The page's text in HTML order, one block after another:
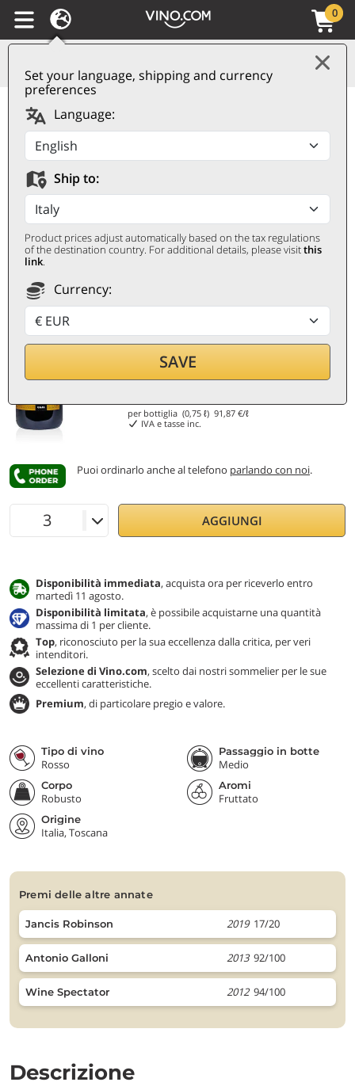
Set your language, shipping and currency
preferences
Language:
Ship to:
Product prices adjust automatically based on the tax regulations
of the destination country. For additional details, please visitthis
link.
Currency:
SAVE
0
Brunello di Montalcino
DOCG Pieve Santa
Restituta 2021 Gaja
GAJA
0,75 ℓ
68,90€
per bottiglia (0,75 ℓ)91,87 €/ℓ
IVA e tasse inc.
Puoi ordinarlo anche al telefono parlando con noi.
AGGIUNGI
Disponibilità immediata, acquista ora per riceverlo entro
martedì 11 agosto.
Disponibilità limitata, è possibile acquistarne una quantità
massima di 1 per cliente.
Top, riconosciuto per la sua eccellenza dalla critica, per veri
intenditori.
Selezione di Vino.com, scelto dai nostri sommelier per le sue
eccellenti caratteristiche.
Premium, di particolare pregio e valore.
Tipo di vino
Rosso
Passaggio in botte
Medio
Corpo
Robusto
Aromi
Fruttato
Origine
Italia, Toscana
premi delle altre annate
Jancis Robinson 2019 17/20
Antonio Galloni 2013 92/100
Wine Spectator 2012 94/100
Descrizione